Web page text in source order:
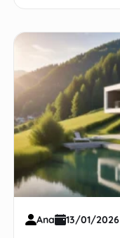
Ana 13/01/2026